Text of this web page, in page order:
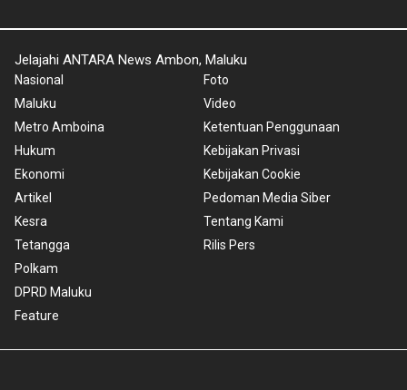
Jelajahi ANTARA News Ambon, Maluku
Nasional
Maluku
Metro Amboina
Hukum
Ekonomi
Artikel
Kesra
Tetangga
Polkam
DPRD Maluku
Feature
Foto
Video
Ketentuan Penggunaan
Kebijakan Privasi
Kebijakan Cookie
Pedoman Media Siber
Tentang Kami
Rilis Pers